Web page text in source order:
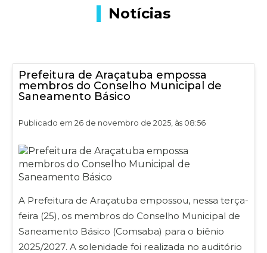
Notícias
Prefeitura de Araçatuba empossa
membros do Conselho Municipal de
Saneamento Básico
Publicado em 26 de novembro de 2025, às 08:56
A Prefeitura de Araçatuba empossou, nessa terça-
feira (25), os membros do Conselho Municipal de
Saneamento Básico (Comsaba) para o biênio
2025/2027. A solenidade foi realizada no auditório